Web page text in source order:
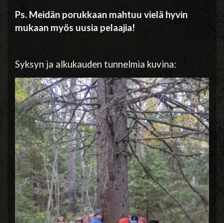
Ps. Meidän porukkaan mahtuu vielä hyvin
mukaan myös uusia pelaajia!
Syksyn ja alkukauden tunnelmia kuvina: